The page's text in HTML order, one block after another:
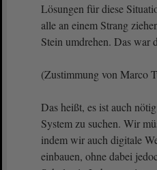
Lösungen für diese
alle an einem Strang
Stein umdrehen. Das war
(Zustimmung von Marco
Das heißt, es ist auch
System zu suchen. Wir
indem wir auch digitale
einbauen, ohne dabei